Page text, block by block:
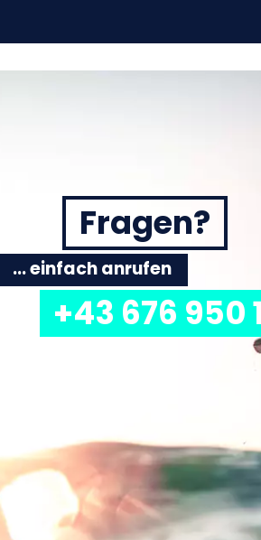
Fragen?
... einfach anrufen
+43 676 950